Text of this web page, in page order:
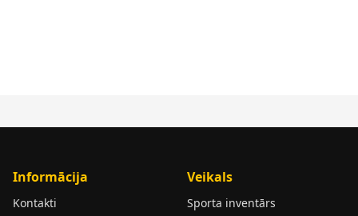
Informācija
Kontakti
Veikals
Sporta inventārs